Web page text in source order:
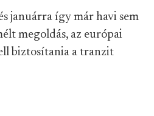
januárra így már havi sem
megoldás, az európai
biztosítania a tranzit